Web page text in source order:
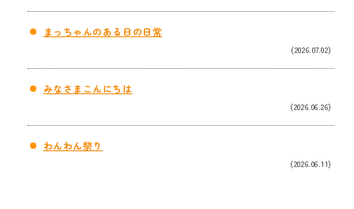
まっちゃんのある日の日常
(2026.07.02)
みなさまこんにちは
(2026.06.26)
わんわん祭り
(2026.06.11)